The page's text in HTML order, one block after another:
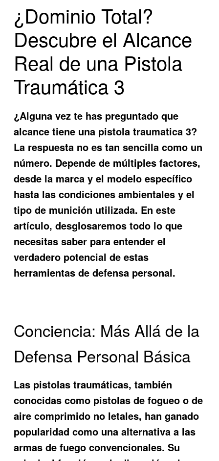
¿Dominio Total?
Descubre el Alcance
Real de una Pistola
Traumática 3
¿Alguna vez te has preguntadoque
alcance tiene una pistola traumatica 3?
La respuesta no es tan sencilla como un
número. Depende de múltiples factores,
desde la marca y el modelo específico
hasta las condiciones ambientales y el
tipo de munición utilizada. En este
artículo, desglosaremos todo lo que
necesitas saber para entender el
verdadero potencial de estas
herramientas de defensa personal.
Conciencia: Más Allá de la
Defensa Personal Básica
Las pistolas traumáticas, también
conocidas como pistolas de fogueo o de
aire comprimido no letales, han ganado
popularidad como una alternativa a las
armas de fuego convencionales. Su